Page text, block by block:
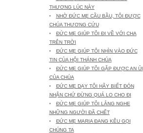
THƯƠNG LÚC NÀY
NHỜ ĐỨC MẸ CẦU BẦU, TÔI ĐƯỢC
CHÚA THƯƠNG CỨU
ĐỨC MẸ GIÚP TÔI ĐI VỀ VỚI CHA
TRÊN TRỜI
ĐỨC MẸ GIÚP TÔI NHÌN VÀO ĐỨC
TIN CỦA HỘI THÁNH CHÚA
ĐỨC MẸ GIÚP TÔI GẶP ĐƯỢC AN ỦI
CỦA CHÚA
ĐỨC MẸ DẠY TÔI HÃY BIẾT ĐÓN
NHẬN CHỨ ĐỪNG QUÁ LO CHO ĐI
ĐỨC MẸ GIÚP TÔI LẮNG NGHE
NHỮNG NGƯỜI ĐÃ CHẾT
ĐỨC MẸ MARIA ĐANG KÊU GỌI
CHÚNG TA